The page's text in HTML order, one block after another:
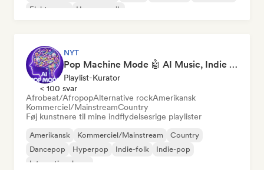
Elektropop
House-musik
NYT
Pop Machine Mode 🤖 AI Music, Indie Pop & Dream Pop
Playlist-Kurator
< 100 svar
Afrobeat/AfropopAlternative rockAmerikansk
Kommerciel/MainstreamCountry
Føj kunstnere til mine indflydelsesrige playlister
Amerikansk Kommerciel/Mainstream
Country
Dancepop
Hyperpop Indie-folk
Indie-pop
International pop